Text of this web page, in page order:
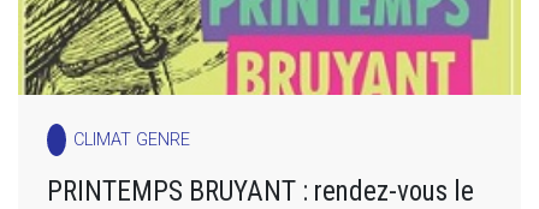
CLIMAT GENRE
PRINTEMPS BRUYANT : rendez-vous le